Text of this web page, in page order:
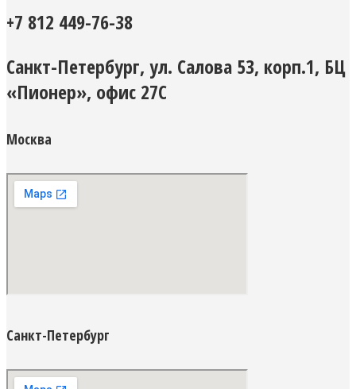
+7 812 449-76-38
Санкт-Петербург, ул. Салова 53, корп.1, БЦ
«Пионер», офис 27С
Москва
Санкт-Петербург